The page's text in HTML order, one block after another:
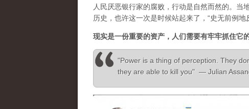
人民厌恶银行家的腐败，行动是自然而然的。当
历史，也许这一次是时候站起来了，“史无前例地
现实是一份重要的资产，人们需要有牢牢抓住它
"Power is a thing of perception. They
they are able to kill you" — Julian